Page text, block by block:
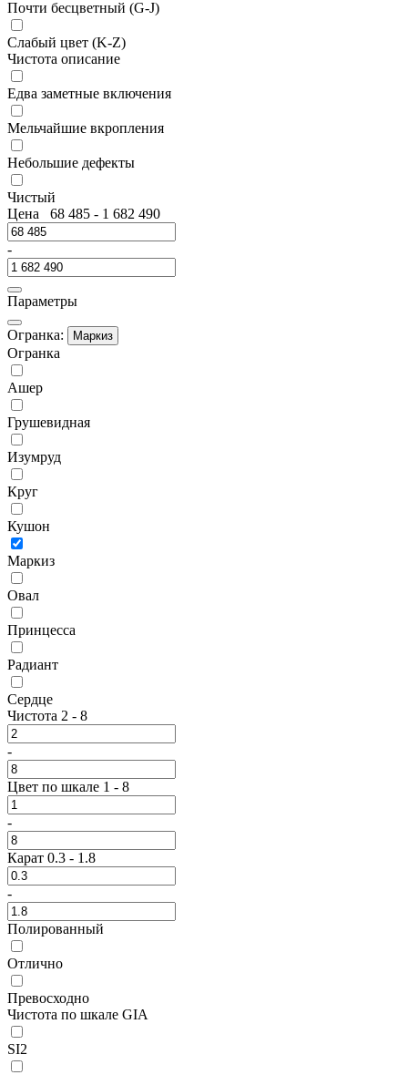
Почти бесцветный (G-J)
Слабый цвет (K-Z)
Чистота описание
Едва заметные включения
Мельчайшие вкропления
Небольшие дефекты
Чистый
Цена 68 485 - 1 682 490
-
Параметры
Огранка: Маркиз
Огранка
Ашер
Грушевидная
Изумруд
Круг
Кушон
Маркиз
Овал
Принцесса
Радиант
Сердце
Чистота 2 - 8
-
Цвет по шкале 1 - 8
-
Карат 0.3 - 1.8
-
Полированный
Отлично
Превосходно
Чистота по шкале GIA
SI2